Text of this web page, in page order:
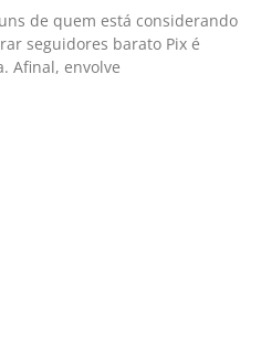
de quem está considerando
seguidores barato Pix é
Afinal, envolve